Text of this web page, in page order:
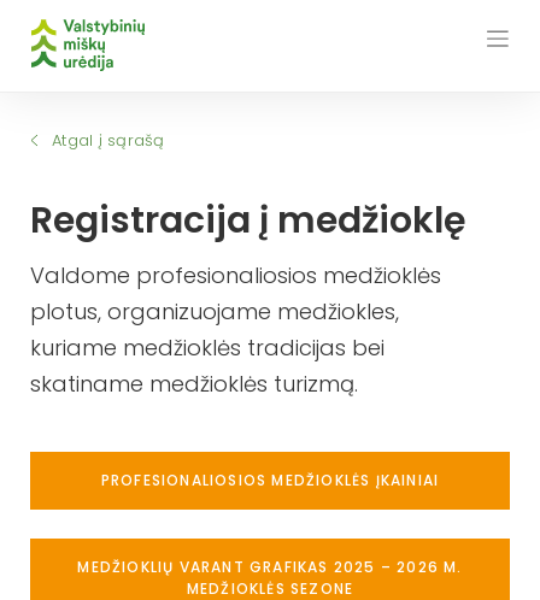
Atgal į sąrašą
Registracija į medžioklę
Valdome profesionaliosios medžioklės
plotus, organizuojame medžiokles,
kuriame medžioklės tradicijas bei
skatiname medžioklės turizmą.
PROFESIONALIOSIOS MEDŽIOKLĖS ĮKAINIAI
MEDŽIOKLIŲ VARANT GRAFIKAS 2025 – 2026 M.
MEDŽIOKLĖS SEZONE